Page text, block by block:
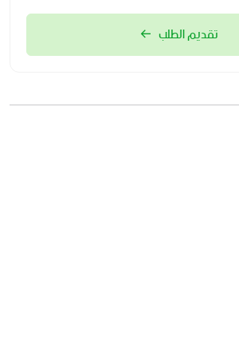
تقديم الطلب